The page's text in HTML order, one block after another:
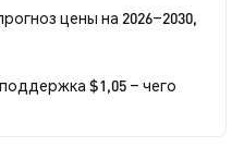
цены на 2026–2030,
$1,05 – чего